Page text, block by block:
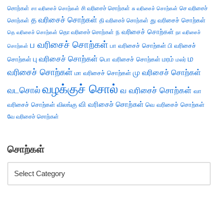
சொற்கள் சா வரிசைச் சொற்கள் சி வரிசைச் சொற்கள் சு வரிசைச் சொற்கள் செ வரிசைச்
சொற்கள் த வரிசைச் சொற்கள் தி வரிசைச் சொற்கள் து வரிசைச் சொற்கள்
தெ வரிசைச் சொற்கள் தொ வரிசைச் சொற்கள் ந வரிசைச் சொற்கள் நா வரிசைச்
சொற்கள் ப வரிசைச் சொற்கள் பா வரிசைச் சொற்கள் பி வரிசைச்
சொற்கள் பு வரிசைச் சொற்கள் பொ வரிசைச் சொற்கள் மரம் மலர் ம
வரிசைச் சொற்கள் மா வரிசைச் சொற்கள் மு வரிசைச் சொற்கள்
வடசொல் வழக்குச் சொல் வ வரிசைச் சொற்கள் வா
வரிசைச் சொற்கள் விலங்கு வி வரிசைச் சொற்கள் வெ வரிசைச் சொற்கள்
வே வரிசைச் சொற்கள்
சொற்கள்